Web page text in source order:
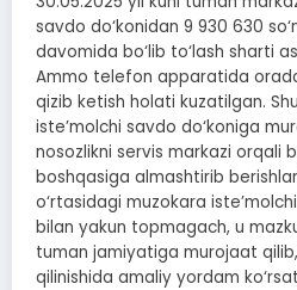
savdo do‘konidan 9 930 630
davomida bo‘lib to‘lash sharti
Ammo telefon apparatida
qizib ketish holati kuzatilgan.
iste’molchi savdo do‘koniga
nosozlikni servis markazi orqali
boshqasiga almashtirib
o‘rtasidagi muzokara
bilan yakun topmagach, u
tuman jamiyatiga murojaat
qilinishida amaliy yordam